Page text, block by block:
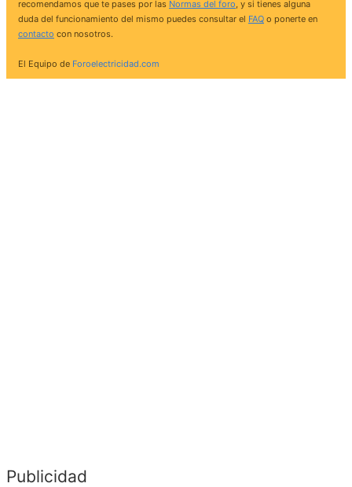
recomendamos que te pases por las Normas del foro, y si tienes alguna
duda del funcionamiento del mismo puedes consultar el FAQ o ponerte en
contacto con nosotros.
El Equipo de Foroelectricidad.com
Publicidad